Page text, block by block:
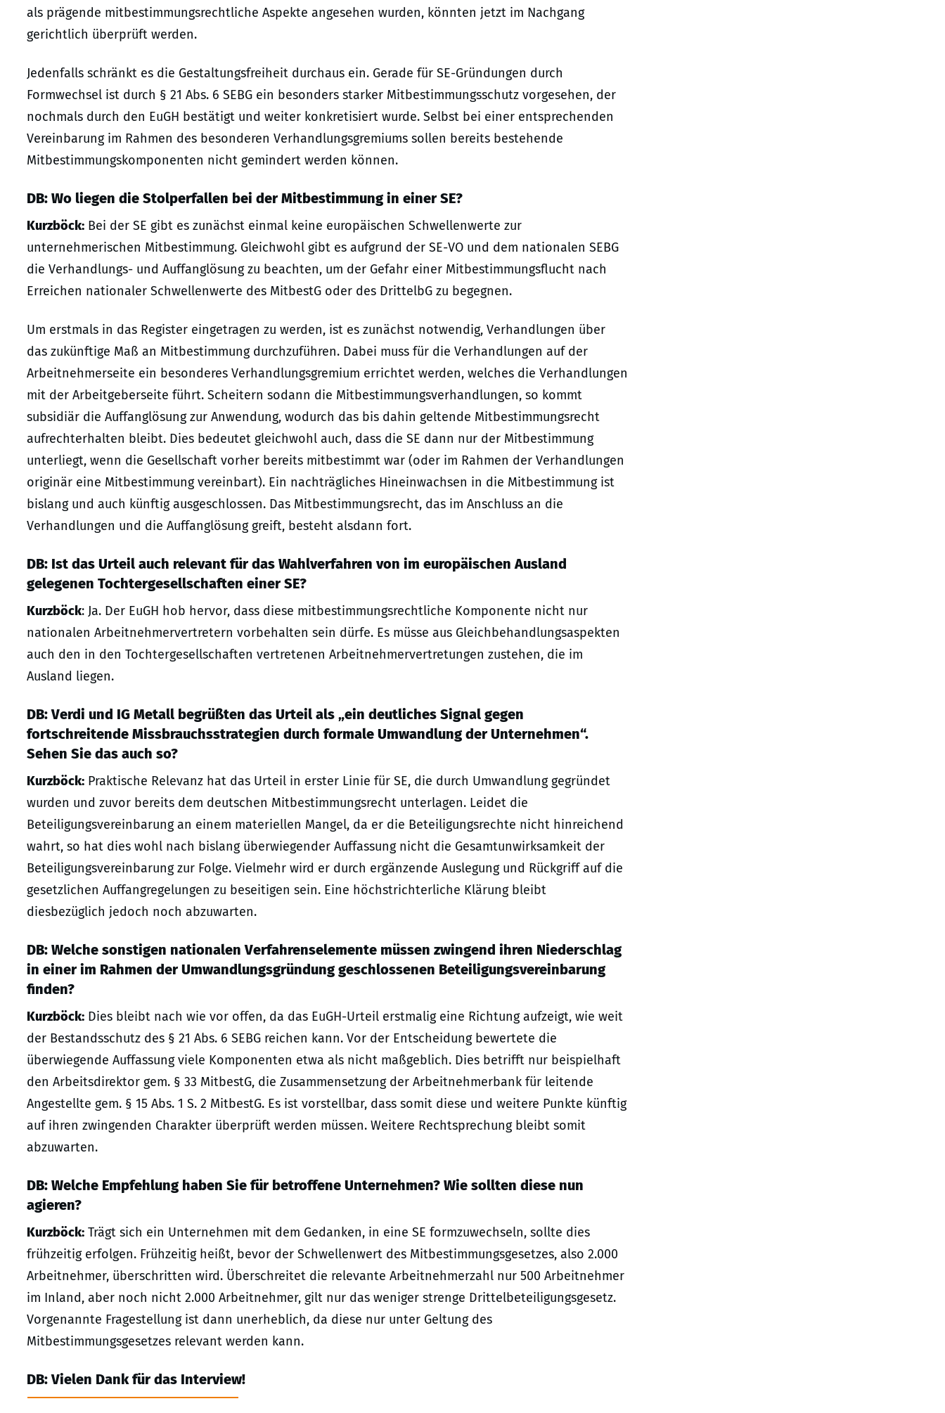
als prägende mitbestimmungsrechtliche Aspekte angesehen wurden, könnten jetzt im Nachgang
gerichtlich überprüft werden.
Jedenfalls schränkt es die Gestaltungsfreiheit durchaus ein. Gerade für SE-Gründungen durch
Formwechsel ist durch § 21 Abs. 6 SEBG ein besonders starker Mitbestimmungsschutz vorgesehen, der
nochmals durch den EuGH bestätigt und weiter konkretisiert wurde. Selbst bei einer entsprechenden
Vereinbarung im Rahmen des besonderen Verhandlungsgremiums sollen bereits bestehende
Mitbestimmungskomponenten nicht gemindert werden können.
DB: Wo liegen die Stolperfallen bei der Mitbestimmung in einer SE?
Kurzböck: Bei der SE gibt es zunächst einmal keine europäischen Schwellenwerte zur
unternehmerischen Mitbestimmung. Gleichwohl gibt es aufgrund der SE-VO und dem nationalen SEBG
die Verhandlungs- und Auffanglösung zu beachten, um der Gefahr einer Mitbestimmungsflucht nach
Erreichen nationaler Schwellenwerte des MitbestG oder des DrittelbG zu begegnen.
Um erstmals in das Register eingetragen zu werden, ist es zunächst notwendig, Verhandlungen über
das zukünftige Maß an Mitbestimmung durchzuführen. Dabei muss für die Verhandlungen auf der
Arbeitnehmerseite ein besonderes Verhandlungsgremium errichtet werden, welches die Verhandlungen
mit der Arbeitgeberseite führt. Scheitern sodann die Mitbestimmungsverhandlungen, so kommt
subsidiär die Auffanglösung zur Anwendung, wodurch das bis dahin geltende Mitbestimmungsrecht
aufrechterhalten bleibt. Dies bedeutet gleichwohl auch, dass die SE dann nur der Mitbestimmung
unterliegt, wenn die Gesellschaft vorher bereits mitbestimmt war (oder im Rahmen der Verhandlungen
originär eine Mitbestimmung vereinbart). Ein nachträgliches Hineinwachsen in die Mitbestimmung ist
bislang und auch künftig ausgeschlossen. Das Mitbestimmungsrecht, das im Anschluss an die
Verhandlungen und die Auffanglösung greift, besteht alsdann fort.
DB: Ist das Urteil auch relevant für das Wahlverfahren von im europäischen Ausland
gelegenen Tochtergesellschaften einer SE?
Kurzböck: Ja. Der EuGH hob hervor, dass diese mitbestimmungsrechtliche Komponente nicht nur
nationalen Arbeitnehmervertretern vorbehalten sein dürfe. Es müsse aus Gleichbehandlungsaspekten
auch den in den Tochtergesellschaften vertretenen Arbeitnehmervertretungen zustehen, die im
Ausland liegen.
DB: Verdi und IG Metall begrüßten das Urteil als „ein deutliches Signal gegen
fortschreitende Missbrauchsstrategien durch formale Umwandlung der Unternehmen“.
Sehen Sie das auch so?
Kurzböck: Praktische Relevanz hat das Urteil in erster Linie für SE, die durch Umwandlung gegründet
wurden und zuvor bereits dem deutschen Mitbestimmungsrecht unterlagen. Leidet die
Beteiligungsvereinbarung an einem materiellen Mangel, da er die Beteiligungsrechte nicht hinreichend
wahrt, so hat dies wohl nach bislang überwiegender Auffassung nicht die Gesamtunwirksamkeit der
Beteiligungsvereinbarung zur Folge. Vielmehr wird er durch ergänzende Auslegung und Rückgriff auf die
gesetzlichen Auffangregelungen zu beseitigen sein. Eine höchstrichterliche Klärung bleibt
diesbezüglich jedoch noch abzuwarten.
DB: Welche sonstigen nationalen Verfahrenselemente müssen zwingend ihren Niederschlag
in einer im Rahmen der Umwandlungsgründung geschlossenen Beteiligungsvereinbarung
finden?
Kurzböck: Dies bleibt nach wie vor offen, da das EuGH-Urteil erstmalig eine Richtung aufzeigt, wie weit
der Bestandsschutz des § 21 Abs. 6 SEBG reichen kann. Vor der Entscheidung bewertete die
überwiegende Auffassung viele Komponenten etwa als nicht maßgeblich. Dies betrifft nur beispielhaft
den Arbeitsdirektor gem. § 33 MitbestG, die Zusammensetzung der Arbeitnehmerbank für leitende
Angestellte gem. § 15 Abs. 1 S. 2 MitbestG. Es ist vorstellbar, dass somit diese und weitere Punkte künftig
auf ihren zwingenden Charakter überprüft werden müssen. Weitere Rechtsprechung bleibt somit
abzuwarten.
DB: Welche Empfehlung haben Sie für betroffene Unternehmen? Wie sollten diese nun
agieren?
Kurzböck: Trägt sich ein Unternehmen mit dem Gedanken, in eine SE formzuwechseln, sollte dies
frühzeitig erfolgen. Frühzeitig heißt, bevor der Schwellenwert des Mitbestimmungsgesetzes, also 2.000
Arbeitnehmer, überschritten wird. Überschreitet die relevante Arbeitnehmerzahl nur 500 Arbeitnehmer
im Inland, aber noch nicht 2.000 Arbeitnehmer, gilt nur das weniger strenge Drittelbeteiligungsgesetz.
Vorgenannte Fragestellung ist dann unerheblich, da diese nur unter Geltung des
Mitbestimmungsgesetzes relevant werden kann.
DB: Vielen Dank für das Interview!